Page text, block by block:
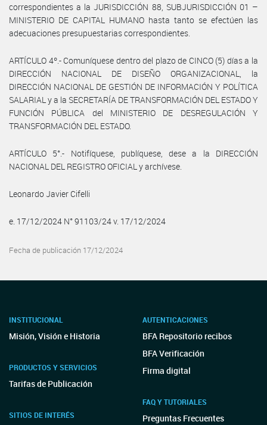
correspondientes a la JURISDICCIÓN 88, SUBJURISDICCIÓN 01 –
MINISTERIO DE CAPITAL HUMANO hasta tanto se efectúen las
adecuaciones presupuestarias correspondientes.
ARTÍCULO 4º.- Comuníquese dentro del plazo de CINCO (5) días a la
DIRECCIÓN NACIONAL DE DISEÑO ORGANIZACIONAL, la
DIRECCIÓN NACIONAL DE GESTIÓN DE INFORMACIÓN Y POLÍTICA
SALARIAL y a la SECRETARÍA DE TRANSFORMACIÓN DEL ESTADO Y
FUNCIÓN PÚBLICA del MINISTERIO DE DESREGULACIÓN Y
TRANSFORMACIÓN DEL ESTADO.
ARTÍCULO 5°.- Notifíquese, publíquese, dese a la DIRECCIÓN
NACIONAL DEL REGISTRO OFICIAL y archívese.
Leonardo Javier Cifelli
e. 17/12/2024 N° 91103/24 v. 17/12/2024
Fecha de publicación 17/12/2024
INSTITUCIONAL
Misión, Visión e Historia
PRODUCTOS Y SERVICIOS
Tarifas de Publicación
SITIOS DE INTERÉS
AUTENTICACIONES
BFA Repositorio recibos
BFA Verificación
Firma digital
FAQ Y TUTORIALES
Preguntas Frecuentes